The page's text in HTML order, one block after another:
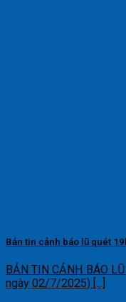
Bản tin cảnh báo lũ quét
BẢN TIN CẢNH BÁO
ngày 02/7/2025) [...]